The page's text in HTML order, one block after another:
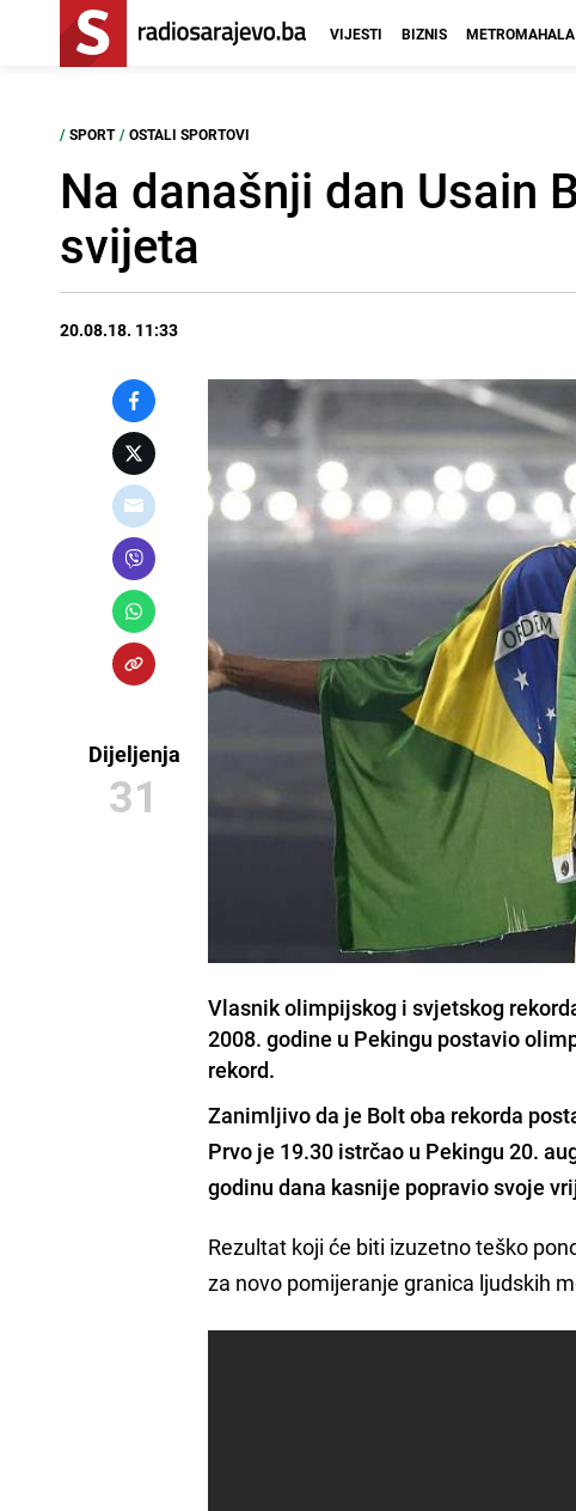
VIJESTI BIZNIS METROMAHALA
/ SPORT / OSTALI SPORTOVI
Na današnji dan Usain
svijeta
20.08.18. 11:33
Dijeljenja
31
Vlasnik olimpijskog i svjetskog
2008. godine u Pekingu postavio
rekord.
Zanimljivo da je Bolt oba rekorda
Prvo je 19.30 istrčao u Pekingu 20.
godinu dana kasnije popravio svoje
Rezultat koji će biti izuzetno teško
za novo pomijeranje granica ljudskih